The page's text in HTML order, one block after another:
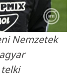
Nemzetek